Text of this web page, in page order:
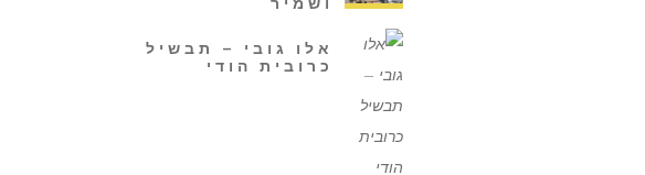
אלו גובי – תבשיל
כרובית הודי